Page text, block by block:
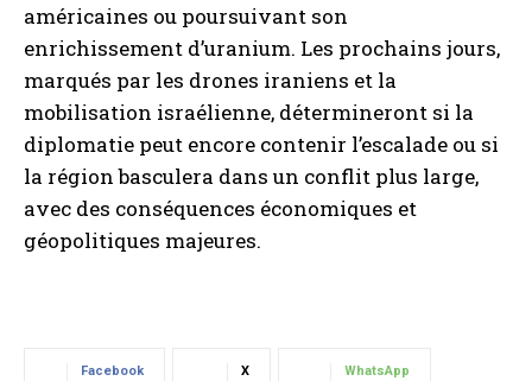
américaines ou poursuivant son
enrichissement d’uranium. Les prochains jours,
marqués par les drones iraniens et la
mobilisation israélienne, détermineront si la
diplomatie peut encore contenir l’escalade ou si
la région basculera dans un conflit plus large,
avec des conséquences économiques et
géopolitiques majeures.
Facebook X WhatsApp